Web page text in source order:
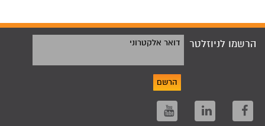
הרשמו לניוזלטר דואר אלקטרוני
הרשם